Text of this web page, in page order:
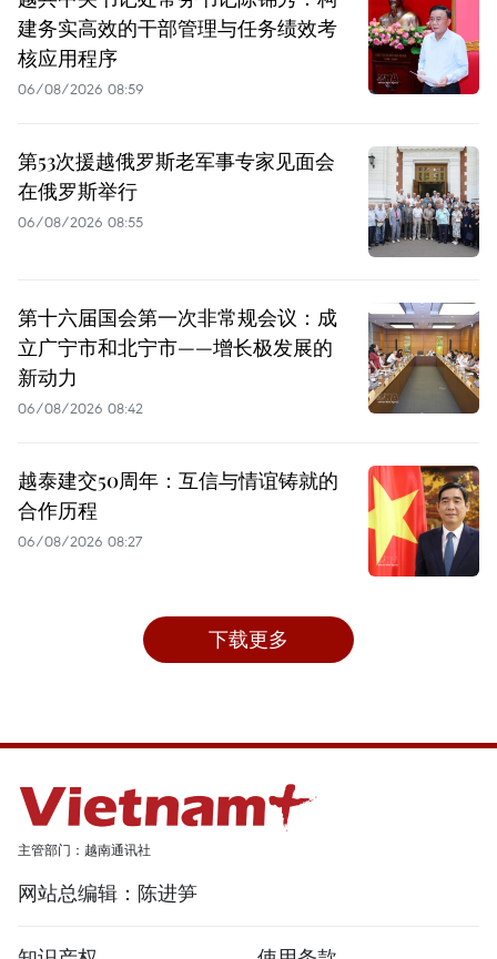
建务实高效的干部管理与任务绩效考
核应用程序
06/08/2026 08:59
第53次援越俄罗斯老军事专家见面会
在俄罗斯举行
06/08/2026 08:55
第十六届国会第一次非常规会议：成
立广宁市和北宁市——增长极发展的
新动力
06/08/2026 08:42
越泰建交50周年：互信与情谊铸就的
合作历程
06/08/2026 08:27
下载更多
主管部门：越南通讯社
网站总编辑：陈进笋